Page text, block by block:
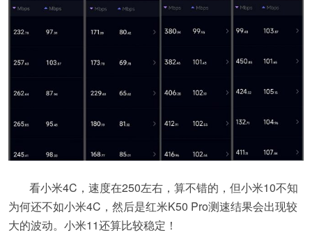
看小米4C，速度在250左右，算不错的，但小米10不知
为何还不如小米4C，然后是红米K50 Pro测速结果会出现较
大的波动。小米11还算比较稳定！